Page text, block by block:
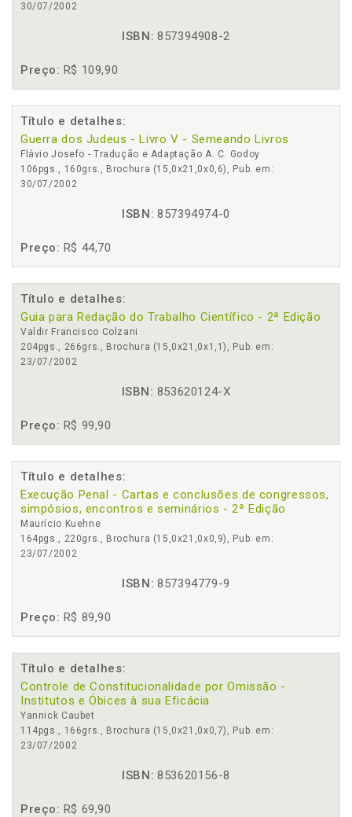
30/07/2002
ISBN: 857394908-2
Preço: R$ 109,90
Título e detalhes:
Guerra dos Judeus - Livro V - Semeando Livros
Flávio Josefo - Tradução e Adaptação A. C. Godoy
106pgs., 160grs., Brochura (15,0x21,0x0,6), Pub. em:
30/07/2002
ISBN: 857394974-0
Preço: R$ 44,70
Título e detalhes:
Guia para Redação do Trabalho Científico - 2ª Edição
Valdir Francisco Colzani
204pgs., 266grs., Brochura (15,0x21,0x1,1), Pub. em:
23/07/2002
ISBN: 853620124-X
Preço: R$ 99,90
Título e detalhes:
Execução Penal - Cartas e conclusões de congressos,
simpósios, encontros e seminários - 2ª Edição
Maurício Kuehne
164pgs., 220grs., Brochura (15,0x21,0x0,9), Pub. em:
23/07/2002
ISBN: 857394779-9
Preço: R$ 89,90
Título e detalhes:
Controle de Constitucionalidade por Omissão -
Institutos e Óbices à sua Eficácia
Yannick Caubet
114pgs., 166grs., Brochura (15,0x21,0x0,7), Pub. em:
23/07/2002
ISBN: 853620156-8
Preço: R$ 69,90